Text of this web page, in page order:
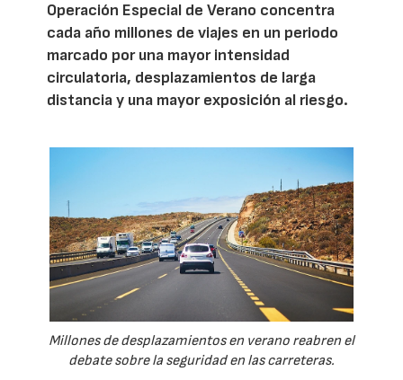
Operación Especial de Verano concentra
cada año millones de viajes en un periodo
marcado por una mayor intensidad
circulatoria, desplazamientos de larga
distancia y una mayor exposición al riesgo.
Millones de desplazamientos en verano reabren el
debate sobre la seguridad en las carreteras.